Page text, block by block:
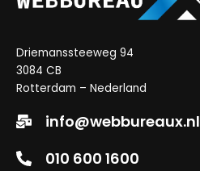
Driemanssteeweg 94
3084 CB
Rotterdam – Nederland
info@webbureaux.nl
010 600 1600